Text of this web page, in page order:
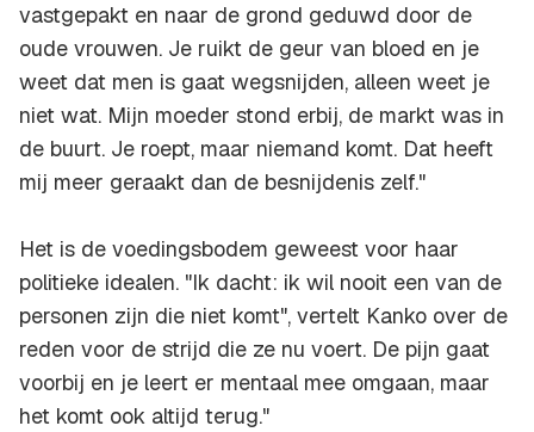
vastgepakt en naar de grond geduwd door de
oude vrouwen. Je ruikt de geur van bloed en je
weet dat men is gaat wegsnijden, alleen weet je
niet wat. Mijn moeder stond erbij, de markt was in
de buurt. Je roept, maar niemand komt. Dat heeft
mij meer geraakt dan de besnijdenis zelf."
Het is de voedingsbodem geweest voor haar
politieke idealen. "Ik dacht: ik wil nooit een van de
personen zijn die niet komt", vertelt Kanko over de
reden voor de strijd die ze nu voert. De pijn gaat
voorbij en je leert er mentaal mee omgaan, maar
het komt ook altijd terug."